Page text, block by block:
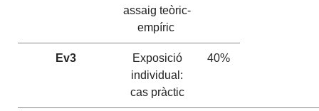
assaig teòric-
empíric
Ev3
Exposició
individual:
cas pràctic
40%